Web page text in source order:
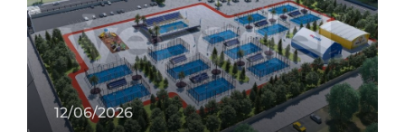
12/06/2026